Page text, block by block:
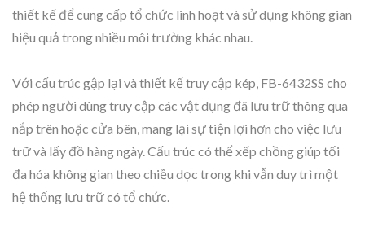
thiết kế để cung cấp tổ chức linh hoạt và sử dụng không gian
hiệu quả trong nhiều môi trường khác nhau.
Với cấu trúc gập lại và thiết kế truy cập kép, FB-6432SS cho
phép người dùng truy cập các vật dụng đã lưu trữ thông qua
nắp trên hoặc cửa bên, mang lại sự tiện lợi hơn cho việc lưu
trữ và lấy đồ hàng ngày. Cấu trúc có thể xếp chồng giúp tối
đa hóa không gian theo chiều dọc trong khi vẫn duy trì một
hệ thống lưu trữ có tổ chức.